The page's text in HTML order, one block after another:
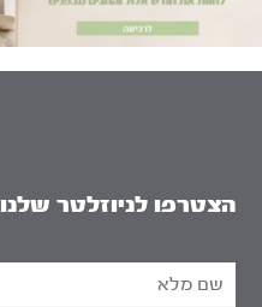
הצטרפו לניוזלטר שלנו